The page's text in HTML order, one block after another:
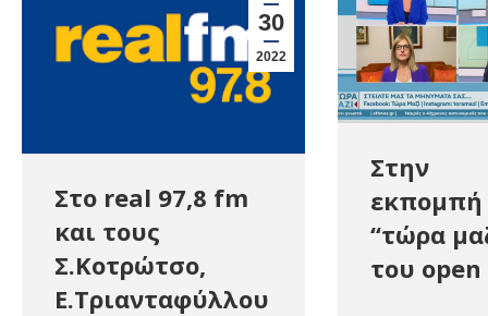
30
2022
Στο real 97,8 fm
και τους
Σ.Κοτρώτσο,
Ε.Τριανταφύλλου
Στην
εκπομπή
“τώρα
του